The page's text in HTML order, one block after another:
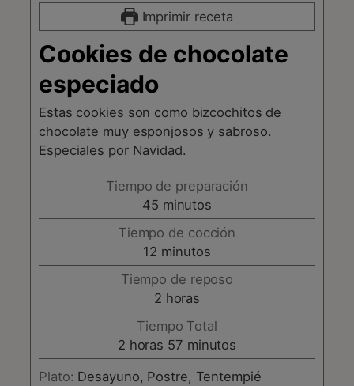
Imprimir receta
Cookies de chocolate
especiado
Estas cookies son como bizcochitos de
chocolate muy esponjosos y sabroso.
Especiales por Navidad.
Tiempo de preparación
45minutos
minutos
Tiempo de cocción
12 minutos
minutos
Tiempo de reposo
2horas
horas
Tiempo Total
2horas
horas 57minutos
minutos
Plato: Desayuno, Postre, Tentempié